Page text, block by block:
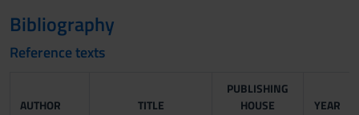
Bibliography
Reference texts
AUTHOR TITLE
PUBLISHING
HOUSE
YEAR